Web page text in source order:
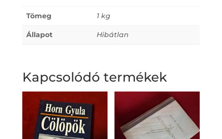
Tömeg 1 kg
Állapot Hibátlan
Kapcsolódó termékek